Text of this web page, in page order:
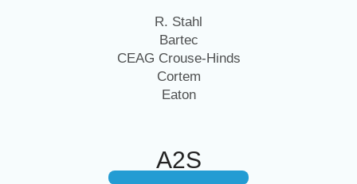
R. Stahl
Bartec
CEAG Crouse-Hinds
Cortem
Eaton
A2S